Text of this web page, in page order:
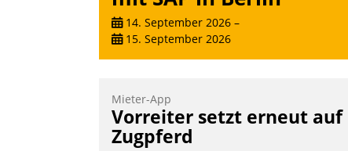
14. September 2026 –
15. September 2026
Mieter-App
Vorreiter setzt erneut auf
Zugpferd